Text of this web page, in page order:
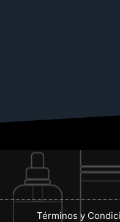
Términos y